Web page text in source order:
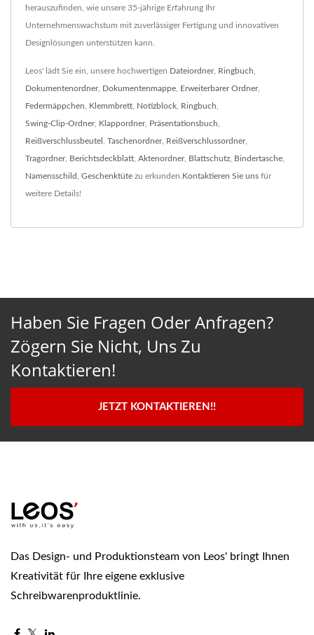
herauszufinden, wie unsere 35-jährige Erfahrung Ihr
Unternehmenswachstum mit zuverlässiger Fertigung und innovativen
Designlösungen unterstützen kann.
Leos' lädt Sie ein, unsere hochwertigen Dateiordner, Ringbuch
Dokumentenordner, Dokumentenmappe Erweiterbarer Ordner,
Federmäppchen Klemmbrett Notizblock Ringbuch
Swing-Clip-Ordner, Klappordner, Präsentationsbuch
Reißverschlussbeutel Taschenordner, Reißverschlussordner,
Tragordner, Berichtsdeckblatt Aktenordner, Blattschutz Bindertasche
Namensschild Geschenktüte zu erkunden. Kontaktieren Sie uns für
weitere Details!
Haben Sie Fragen Oder Anfragen?
Zögern Sie Nicht, Uns Zu
Kontaktieren!
JETZT KONTAKTIEREN!!
Das Design- und Produktionsteam von Leos' bringt Ihnen
Kreativität für Ihre eigene exklusive
Schreibwarenproduktlinie.